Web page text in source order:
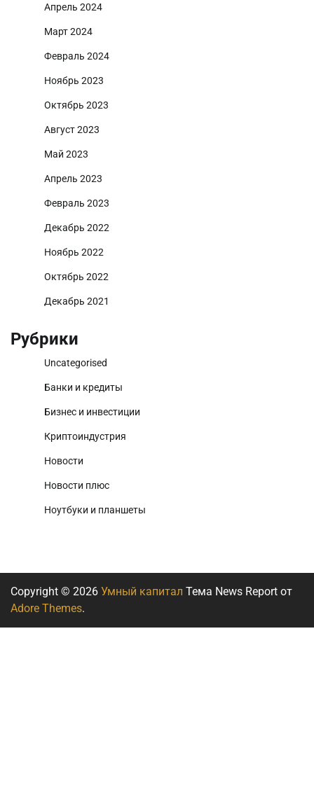
Апрель 2024
Март 2024
Февраль 2024
Ноябрь 2023
Октябрь 2023
Август 2023
Май 2023
Апрель 2023
Февраль 2023
Декабрь 2022
Ноябрь 2022
Октябрь 2022
Декабрь 2021
Рубрики
Uncategorised
Банки и кредиты
Бизнес и инвестиции
Криптоиндустрия
Новости
Новости плюс
Ноутбуки и планшеты
Copyright © 2026 Умный капитал Тема News Report от
Adore Themes.